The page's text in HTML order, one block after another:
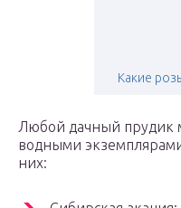
Какие
Любой дачный прудик
водными
них: